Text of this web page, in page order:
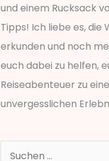
und einem Rucksack
Tipps! Ich liebe es, die
erkunden und noch
euch dabei zu helfen,
Reiseabenteuer zu
unvergesslichen